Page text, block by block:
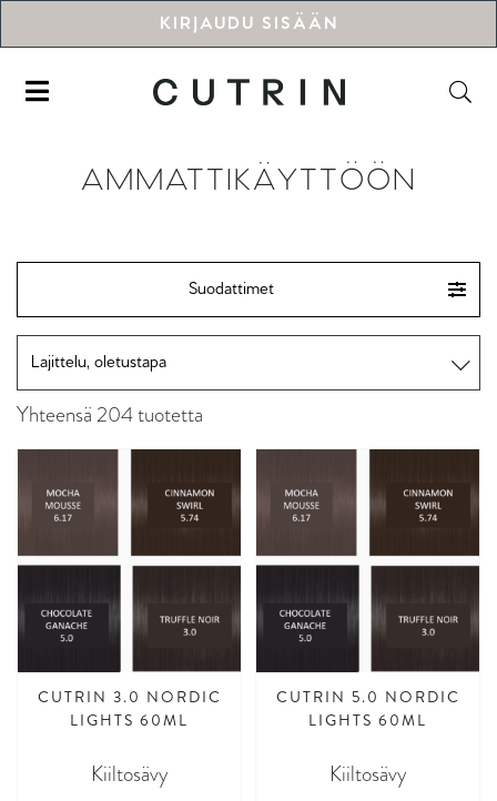
KIRJAUDU SISÄÄN
AMMATTIKÄYTTÖÖN
Suodattimet
Yhteensä 204 tuotetta
CUTRIN 3.0 NORDIC
LIGHTS 60ML
Kiiltosävy
CUTRIN 5.0 NORDIC
LIGHTS 60ML
Kiiltosävy